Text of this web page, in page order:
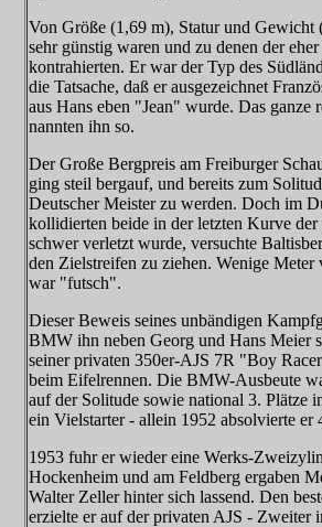
Von Größe (1,69 m), Statur und Gewicht
sehr günstig waren und zu denen der
kontrahierten. Er war der Typ des
die Tatsache, daß er ausgezeichnet
aus Hans eben "Jean" wurde. Das ganze
nannten ihn so.
Der Große Bergpreis am Freiburger
ging steil bergauf, und bereits zum
Deutscher Meister zu werden. Doch im
kollidierten beide in der letzten Kurve
schwer verletzt wurde, versuchte
den Zielstreifen zu ziehen. Wenige
war "futsch".
Dieser Beweis seines unbändigen
BMW ihn neben Georg und Hans Meier
seiner privaten 350er-AJS 7R "Boy
beim Eifelrennen. Die BMW-Ausbeute
auf der Solitude sowie national 3. Plätze
ein Vielstarter - allein 1952 absolvierte er
1953 fuhr er wieder eine Werks-
Hockenheim und am Feldberg ergaben
Walter Zeller hinter sich lassend. Den
erzielte er auf der privaten AJS - Zweiter